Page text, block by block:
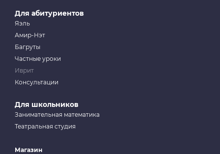
Для абитуриентов
Яэль
Амир-Нэт
Багруты
Частные уроки
Иврит
Консультации
Для школьников
Занимательная математика
Театральная студия
Магазин